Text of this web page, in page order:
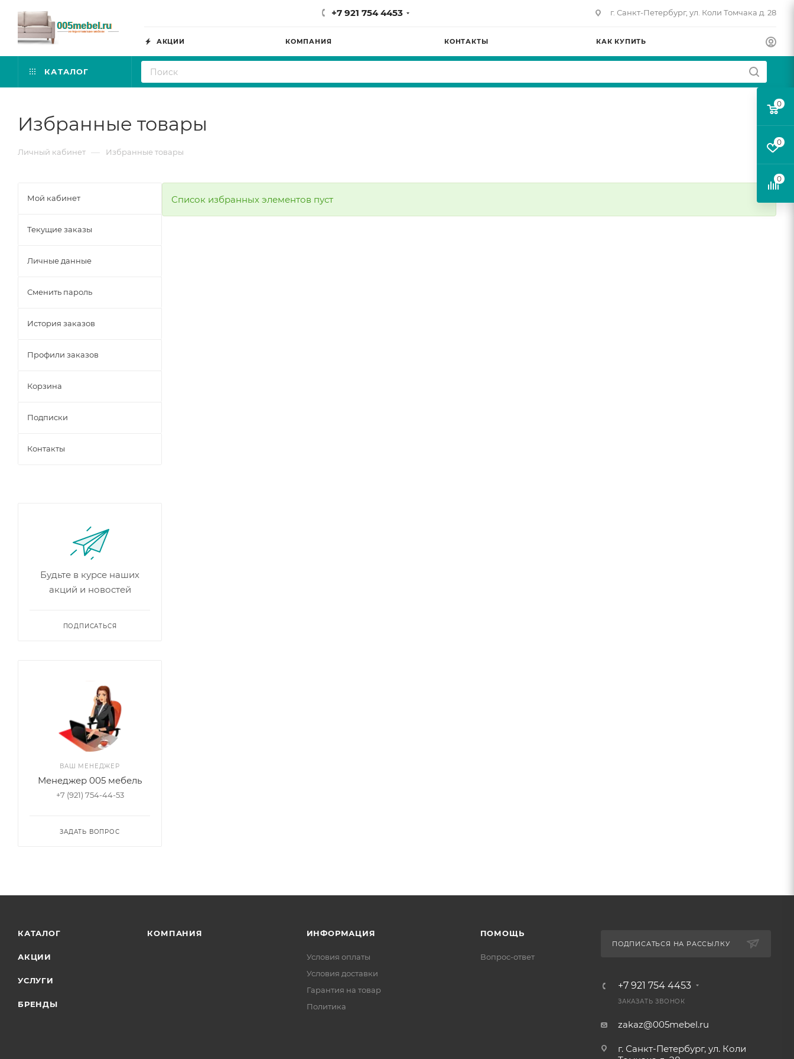
+7 921 754 4453 г. Санкт-Петербург, ул. Коли Томчака д. 28
АКЦИИ КОМПАНИЯ КОНТАКТЫ КАК КУПИТЬ
КАТАЛОГ
Избранные товары
Личный кабинет — Избранные товары
Список избранных элементов пуст
Мой кабинет
Текущие заказы
Личные данные
Сменить пароль
История заказов
Профили заказов
Корзина
Подписки
Контакты
Будьте в курсе наших
акций и новостей
ПОДПИСАТЬСЯ
ВАШ МЕНЕДЖЕР
Менеджер 005 мебель
+7 (921) 754-44-53
ЗАДАТЬ ВОПРОС
КАТАЛОГ
АКЦИИ
УСЛУГИ
БРЕНДЫ
КОМПАНИЯ ИНФОРМАЦИЯ
Условия оплаты
Условия доставки
Гарантия на товар
Политика
ПОМОЩЬ
Вопрос-ответ
ПОДПИСАТЬСЯ НА РАССЫЛКУ
+7 921 754 4453
ЗАКАЗАТЬ ЗВОНОК
zakaz@005mebel.ru
г. Санкт-Петербург, ул. Коли
0
0
0